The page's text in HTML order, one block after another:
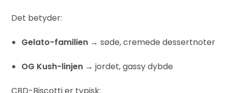
Det betyder:
Gelato-familien → søde, cremede dessertnoter
OG Kush-linjen → jordet, gassy dybde
CBD-Biscotti er typisk: